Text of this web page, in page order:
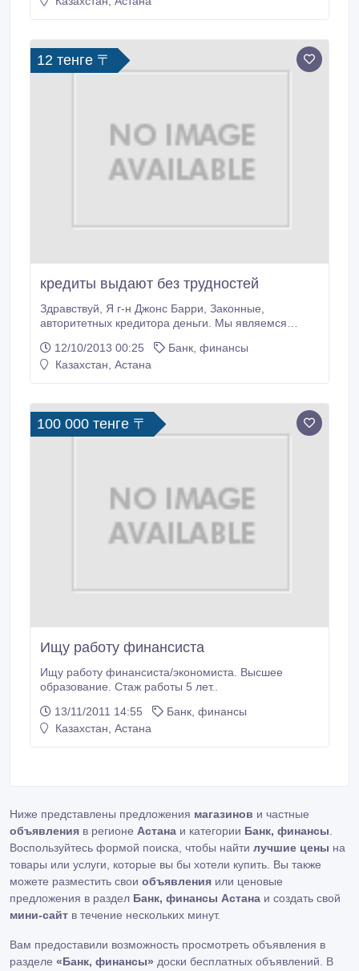
среду сообщить Вам, что мы оказываем надежную
помощь бенефициару, я буду рад предложить Вам
кредит.
12 тенге 〒
кредиты выдают без трудностей
Здравствуй, Я г-н Джонс Барри, Законные,
авторитетных кредитора деньги. Мы являемся
средств из физических лиц, нуждающихся в
финансовой помощи, которые имеют плохой кредит
среду сообщить Вам, что мы оказываем надежную
помощь бенефициару, я буду рад предложить Вам
кредит.
12/10/2013 00:25
Банк, финансы
Казахстан, Астана
100 000 тенге 〒
Ищу работу финансиста
Ищу работу финансиста/экономиста. Высшее
образование. Стаж работы 5 лет..
13/11/2011 14:55
Банк, финансы
Казахстан, Астана
Ниже представлены предложения магазинов и частные
объявления в регионе Астана и категории Банк, финансы
Воспользуйтесь формой поиска, чтобы найти лучшие цены на
товары или услуги, которые вы бы хотели купить. Вы также
можете разместить свои объявления или ценовые
предложения в раздел Банк, финансы Астана и создать свой
мини-сайт в течение нескольких минут.
Вам предоставили возможность просмотреть объявления в
разделе «Банк, финансы» доски бесплатных объявлений. В